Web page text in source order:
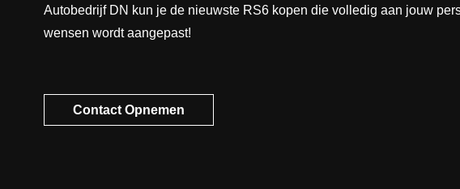
Autobedrijf DN kun je de nieuwste RS6 kopen die volledig aan jouw
wensen wordt aangepast!
Contact Opnemen